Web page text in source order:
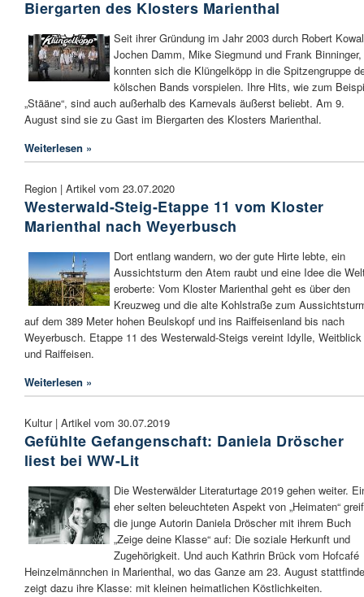
Biergarten des Klosters Marienthal
Seit ihrer Gründung im Jahr 2003 durch Robert
Jochen Damm, Mike Siegmund und Frank Binninger,
konnten sich die Klüngelköpp in die Spitzengruppe
kölschen Bands vorspielen. Ihre Hits, wie zum
„Stääne“, sind auch außerhalb des Karnevals äußerst beliebt. Am 9.
August sind sie zu Gast im Biergarten des Klosters Marienthal.
Weiterlesen »
Region | Artikel vom 23.07.2020
Westerwald-Steig-Etappe 11 vom Kloster
Marienthal nach Weyerbusch
Dort entlang wandern, wo der gute Hirte lebte, ein
Aussichtsturm den Atem raubt und eine Idee die
eroberte: Vom Kloster Marienthal geht es über den
Kreuzweg und die alte Kohlstraße zum
auf dem 389 Meter hohen Beulskopf und ins Raiffeisenland bis nach
Weyerbusch. Etappe 11 des Westerwald-Steigs vereint Idylle, Weitblick
und Raiffeisen.
Weiterlesen »
Kultur | Artikel vom 30.07.2019
Gefühlte Gefangenschaft: Daniela Dröscher
liest bei WW-Lit
Die Westerwälder Literaturtage 2019 gehen weiter.
eher selten beleuchteten Aspekt von „Heimaten“
die junge Autorin Daniela Dröscher mit ihrem Buch
„Zeige deine Klasse“ auf: Die soziale Herkunft und
Zugehörigkeit. Und auch Kathrin Brück vom Hofcafé
Heinzelmännchen in Marienthal, wo das Ganze am 23. August
zeigt dazu ihre Klasse: mit kleinen heimatlichen Köstlichkeiten.